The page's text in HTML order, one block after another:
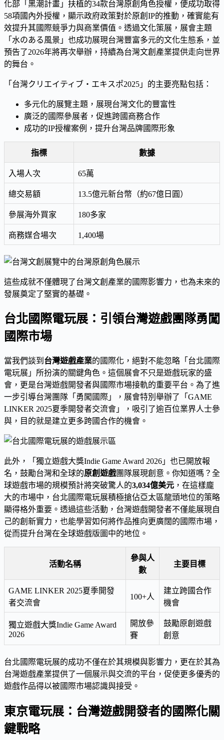
化部「黑潮計畫」扶植的34款台灣原創角色授權，便成功取得
58項國內外授權，顯示政府政策對於原創IP的推動，確實能有
效提升其國際競爭力與商業價值。透過文化策展，展會主題
「水のある風景」也成功展現台灣豐富多元的文化生態系，並
預告了2026年將再次舉辦，持續為台灣文創產業提供走向世界
的舞台。
「台灣クリエイティブ・エキスポ2025」的主要亮點包括：
多元化的展覽主題，展現台灣文化的豐富性
廣泛的國際參展者，促進跨國商務合作
成功的IP授權案例，提升台灣品牌國際形象
指標 數據
入場人次 65萬
總交易額 13.5億元新台幣（約67億日圓）
參展海外買家 180多家
商務媒合場次 1,400場
這些成就不僅體現了台灣文創產業的國際影響力，也為未來的
發展奠定了堅實的基礎。
台北國際電玩展：引領台灣遊戲團隊勇闖
國際市場
當我們談到 台灣遊戲產業的國際化，絕對不能忽略「台北國際
電玩展」所扮演的關鍵角色。這個展會不只是遊戲玩家的盛
會，更是台灣遊戲開發者與國際市場接軌的重要平台。為了進
一步引導台灣團隊「勇闖國際」，展會特別舉辦了「GAME
LINKER 2025夏季開發者交流會」，吸引了逾百位業界人士參
與，目的就是建立更多跨國合作的機會。
此外，「獨立遊戲大獎Indie Game Award 2026」也已開放報
名，鼓勵台灣和全球的原創遊戲團隊展現創意。你知道嗎？全
球遊戲市場的規模預計將突破驚人的3,034億美元 ，在這樣龐
大的市場中，台北國際電玩展積極搶佔亞太區龍頭地位的策略
顯得格外重要。透過這些活動，台灣遊戲開發者不僅能展現自
己的創新實力，也能學習如何將作品推向更廣闊的國際市場，
從而提升台灣在全球遊戲版圖中的地位。
活動名稱
參與人
數
主要目標
GAME LINKER 2025夏季開發
者交流會
100+人
建立跨國合作
機會
獨立遊戲大獎Indie Game Award
2026
開放參
賽
鼓勵原創遊戲
創意
台北國際電玩展的成功不僅在於其規模與影響力，更在於其為
台灣遊戲產業提供了一個展示與交流的平台，促使更多優秀的
遊戲作品得以被國際市場認識與接受。
東京電玩展：台灣遊戲開發者的國際化關
鍵戰略